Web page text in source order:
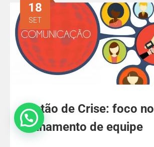
Gestão de Crise: foco no
alinhamento de equipe
18
SET